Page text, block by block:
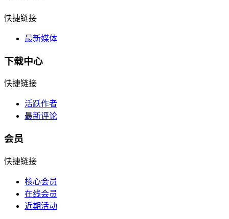
快捷链接
最新媒体
下载中心
快捷链接
活跃作者
最新评论
会员
快捷链接
核心会员
在线会员
近期活动